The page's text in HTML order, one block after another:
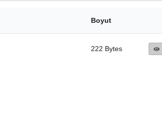
Boyut
222 Bytes